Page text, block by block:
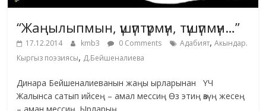
“Жаңылыпмын, үшүптүрмүн, түшүпмүн…”
17.12.2014 kmb3 0 Comments Адабият,Акындар.
Кыргыз поэзиясы, Д.Бейшеналиева
Динара Бейшеналиеванын жаңы ырларынан ҮЧ
Жалынса сатып ийсең – амал мессиң Өз этиң өзүң жесең